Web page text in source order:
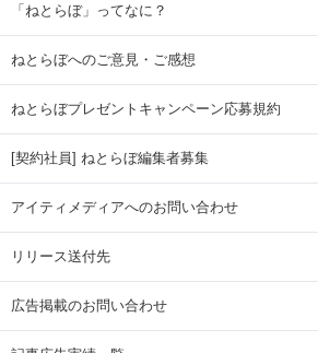
「ねとらぼ」ってなに？
ねとらぼへのご意見・ご感想
ねとらぼプレゼントキャンペーン応募規約
[契約社員] ねとらぼ編集者募集
アイティメディアへのお問い合わせ
リリース送付先
広告掲載のお問い合わせ